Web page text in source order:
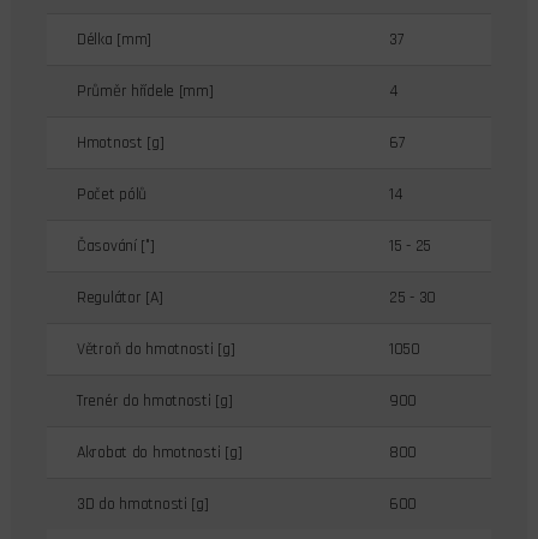
Délka [mm] 37
Průměr hřídele [mm] 4
Hmotnost [g] 67
Počet pólů 14
Časování [°] 15 - 25
Regulátor [A] 25 - 30
Větroň do hmotnosti [g] 1050
Trenér do hmotnosti [g] 900
Akrobat do hmotnosti [g] 800
3D do hmotnosti [g] 600